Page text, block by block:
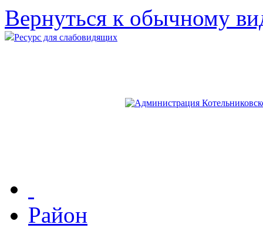
Вернуться к обычному
Ресурс для слабовидящих
Район